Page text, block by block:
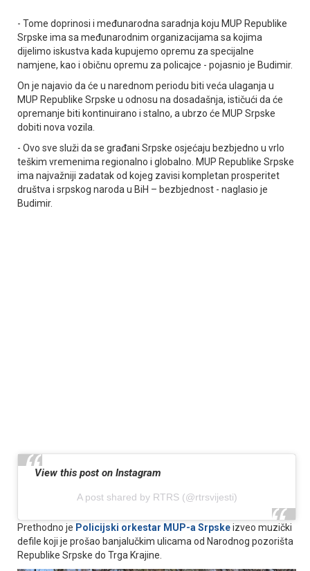
- Tome doprinosi i međunarodna saradnja koju MUP Republike
Srpske ima sa međunarodnim organizacijama sa kojima
dijelimo iskustva kada kupujemo opremu za specijalne
namjene, kao i običnu opremu za policajce - pojasnio je Budimir.
On je najavio da će u narednom periodu biti veća ulaganja u
MUP Republike Srpske u odnosu na dosadašnja, ističući da će
opremanje biti kontinuirano i stalno, a ubrzo će MUP Srpske
dobiti nova vozila.
- Ovo sve služi da se građani Srpske osjećaju bezbjedno u vrlo
teškim vremenima regionalno i globalno. MUP Republike Srpske
ima najvažniji zadatak od kojeg zavisi kompletan prosperitet
društva i srpskog naroda u BiH – bezbjednost - naglasio je
Budimir.
View this post on Instagram
A post shared by RTRS (@rtrsvijesti)
Prethodno je Policijski orkestar MUP-a Srpskeizveo muzički
defile koji je prošao banjalučkim ulicama od Narodnog pozorišta
Republike Srpske do Trga Krajine.